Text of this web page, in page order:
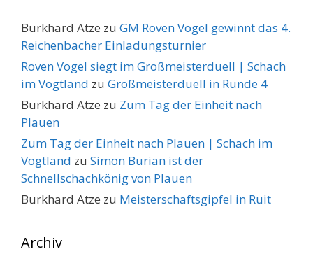
Burkhard Atze zu GM Roven Vogel gewinnt das 4.
Reichenbacher Einladungsturnier
Roven Vogel siegt im Großmeisterduell | Schach
im Vogtland zu Großmeisterduell in Runde 4
Burkhard Atze zu Zum Tag der Einheit nach
Plauen
Zum Tag der Einheit nach Plauen | Schach im
Vogtland zu Simon Burian ist der
Schnellschachkönig von Plauen
Burkhard Atze zu Meisterschaftsgipfel in Ruit
Archiv